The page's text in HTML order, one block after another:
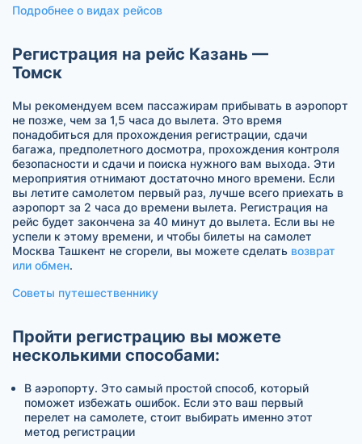
Подробнее о видах рейсов
Регистрация на рейс Казань —
Томск
Мы рекомендуем всем пассажирам прибывать в аэропорт
не позже, чем за 1,5 часа до вылета. Это время
понадобиться для прохождения регистрации, сдачи
багажа, предполетного досмотра, прохождения контроля
безопасности и сдачи и поиска нужного вам выхода. Эти
мероприятия отнимают достаточно много времени. Если
вы летите самолетом первый раз, лучше всего приехать в
аэропорт за 2 часа до времени вылета. Регистрация на
рейс будет закончена за 40 минут до вылета. Если вы не
успели к этому времени, и чтобы билеты на самолет
Москва Ташкент не сгорели, вы можете сделать возврат
или обмен.
Советы путешественнику
Пройти регистрацию вы можете
несколькими способами:
В аэропорту. Это самый простой способ, который
поможет избежать ошибок. Если это ваш первый
перелет на самолете, стоит выбирать именно этот
метод регистрации